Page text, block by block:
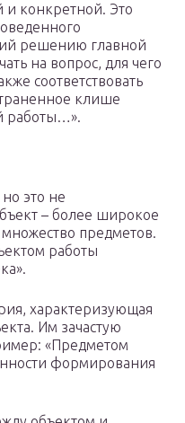
и конкретной. Это
решению главной
на вопрос, для чего
соответствовать
клише
работы…».
это не
– более широкое
предметов.
работы
характеризующая
Им зачастую
«Предметом
формирования